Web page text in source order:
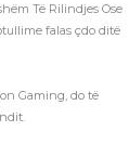
Të Rilindjes Ose
falas çdo ditë
Gaming, do të